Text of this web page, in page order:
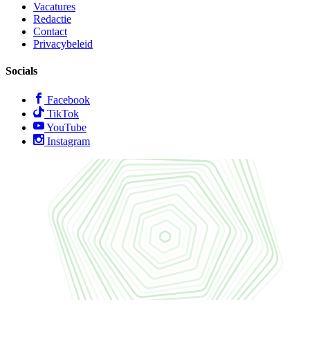
Vacatures
Redactie
Contact
Privacybeleid
Socials
Facebook
TikTok
YouTube
Instagram